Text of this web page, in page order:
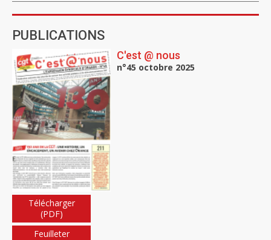
PUBLICATIONS
C'est @ nous
n°45 octobre 2025
Télécharger
(PDF)
Feuilleter